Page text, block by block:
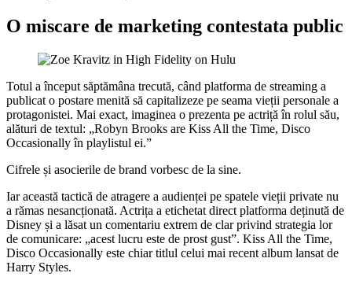
O miscare de marketing contestata public
Totul a început săptămâna trecută, când platforma de streaming a
publicat o postare menită să capitalizeze pe seama vieții personale a
protagonistei. Mai exact, imaginea o prezenta pe actriță în rolul său,
alături de textul: „Robyn Brooks are Kiss All the Time, Disco
Occasionally în playlistul ei.”
Cifrele și asocierile de brand vorbesc de la sine.
Iar această tactică de atragere a audienței pe spatele vieții private nu
a rămas nesancționată. Actrița a etichetat direct platforma deținută de
Disney și a lăsat un comentariu extrem de clar privind strategia lor
de comunicare: „acest lucru este de prost gust”. Kiss All the Time,
Disco Occasionally este chiar titlul celui mai recent album lansat de
Harry Styles.